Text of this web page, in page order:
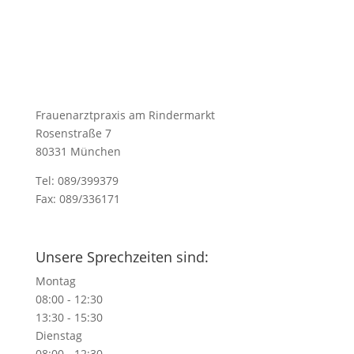
Frauenarztpraxis am Rindermarkt
Rosenstraße 7
80331 München
Tel: 089/399379
Fax: 089/336171
Unsere Sprechzeiten sind:
Montag
08:00 - 12:30
13:30 - 15:30
Dienstag